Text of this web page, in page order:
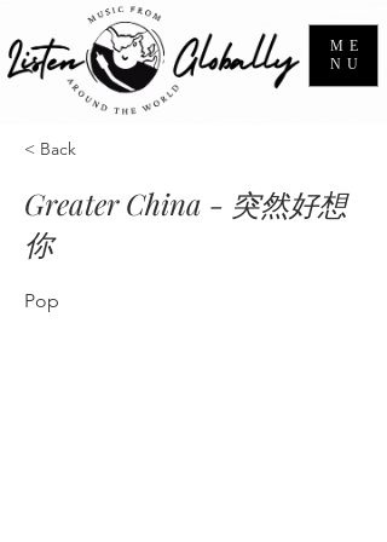
ME
NU
< Back
Greater China - 突然好想
你
Pop